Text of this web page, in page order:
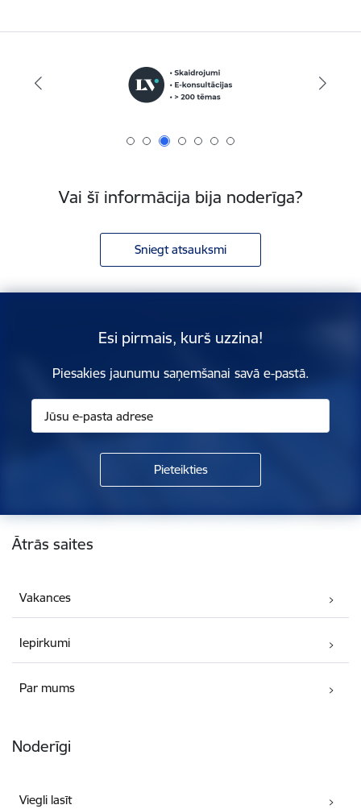
Vai šī informācija bija noderīga?
Sniegt atsauksmi
Esi pirmais, kurš uzzina!
Piesakies jaunumu saņemšanai savā e-pastā.
Kājene
Ātrās saites
Vakances
Iepirkumi
Par mums
Noderīgi
Viegli lasīt